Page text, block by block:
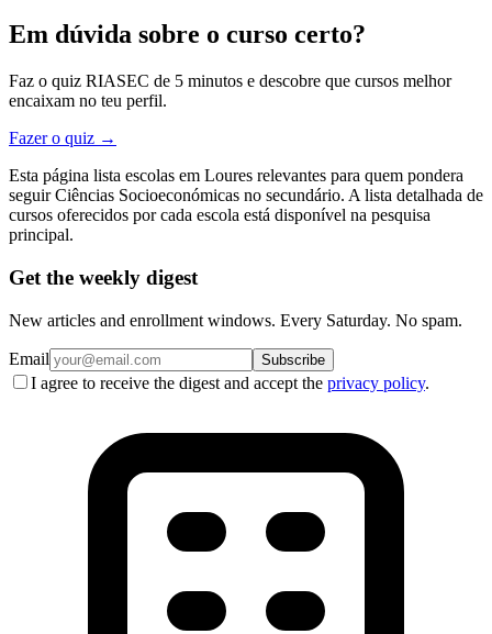
Em dúvida sobre o curso certo?
Faz o quiz RIASEC de 5 minutos e descobre que cursos melhor
encaixam no teu perfil.
Fazer o quiz →
Esta página lista escolas em Loures relevantes para quem pondera
seguir Ciências Socioeconómicas no secundário. A lista detalhada de
cursos oferecidos por cada escola está disponível na pesquisa
principal.
Get the weekly digest
New articles and enrollment windows. Every Saturday. No spam.
Email Subscribe
I agree to receive the digest and accept the privacy policy.